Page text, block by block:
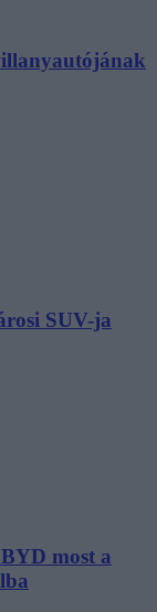
SUV-ja
most a